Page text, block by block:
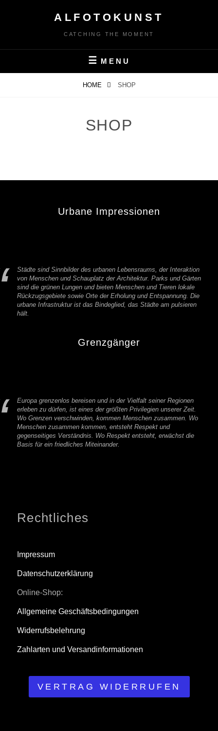
ALFOTOKUNST
CATCHING THE MOMENT
MENU
HOME SHOP
SHOP
Urbane Impressionen
Städte sind Sinnbilder des urbanen Lebensraums, der Interaktion
von Menschen und Schauplatz der Architektur. Parks und Gärten
sind die grünen Lungen und bieten Menschen und Tieren lokale
Rückzugsgebiete sowie Orte der Erholung und Entspannung. Die
urbane Infrastruktur ist das Bindeglied, das Städte am pulsieren
hält.
Grenzgänger
Europa grenzenlos bereisen und in der Vielfalt seiner Regionen
erleben zu dürfen, ist eines der größten Privilegien unserer Zeit.
Wo Grenzen verschwinden, kommen Menschen zusammen. Wo
Menschen zusammen kommen, entsteht Respekt und
gegenseitiges Verständnis. Wo Respekt entsteht, erwächst die
Basis für ein friedliches Miteinander.
Rechtliches
Impressum
Datenschutzerklärung
Online-Shop:
Allgemeine Geschäftsbedingungen
Widerrufsbelehrung
Zahlarten und Versandinformationen
VERTRAG WIDERRUFEN